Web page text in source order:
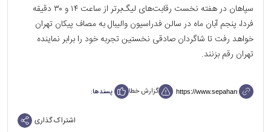
سپاهان در هفته نخست رقابت‌های لیگ‌برتر از ساعت ۱۴ و ۳۰ دقیقه
فردا، پنجم آبان ماه در سالن فدراسیون والیبال به مصاف پیکان تهران
خواهد رفت تا شاگردان صادقی نخستین تجربه خود را برابر نماینده
تهران رقم بزنند.
گزارش خطا پسندها:
اشتراک گذاری